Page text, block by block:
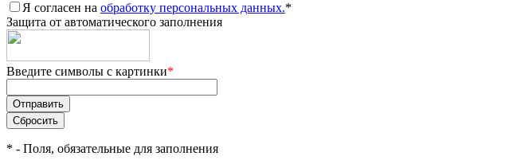
Я согласен на обработку персональных данных.*
Защита от автоматического заполнения
Введите символы с картинки*
* - Поля, обязательные для заполнения